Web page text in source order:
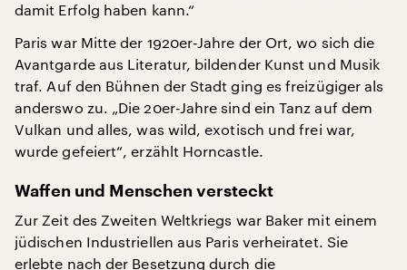
damit Erfolg haben kann.“
Paris war Mitte der 1920er-Jahre der Ort, wo sich die
Avantgarde aus Literatur, bildender Kunst und Musik
traf. Auf den Bühnen der Stadt ging es freizügiger als
anderswo zu. „Die 20er-Jahre sind ein Tanz auf dem
Vulkan und alles, was wild, exotisch und frei war,
wurde gefeiert“, erzählt Horncastle.
Waffen und Menschen versteckt
Zur Zeit des Zweiten Weltkriegs war Baker mit einem
jüdischen Industriellen aus Paris verheiratet. Sie
erlebte nach der Besetzung durch die